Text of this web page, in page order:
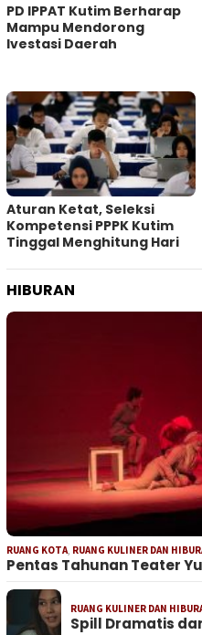
PD IPPAT Kutim Berharap
Mampu Mendorong
Ivestasi Daerah
Aturan Ketat, Seleksi
Kompetensi PPPK Kutim
Tinggal Menghitung Hari
HIBURAN
RUANG KOTA, RUANG KULINER DAN
Pentas Tahunan Teater
RUANG KULINER DAN
Spill Dramatis